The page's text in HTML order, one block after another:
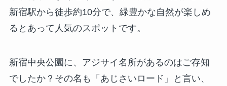
新宿駅から徒歩約10分で、緑豊かな自然が楽しめ
るとあって人気のスポットです。
新宿中央公園に、アジサイ名所があるのはご存知
でしたか？その名も「あじさいロード」と言い、